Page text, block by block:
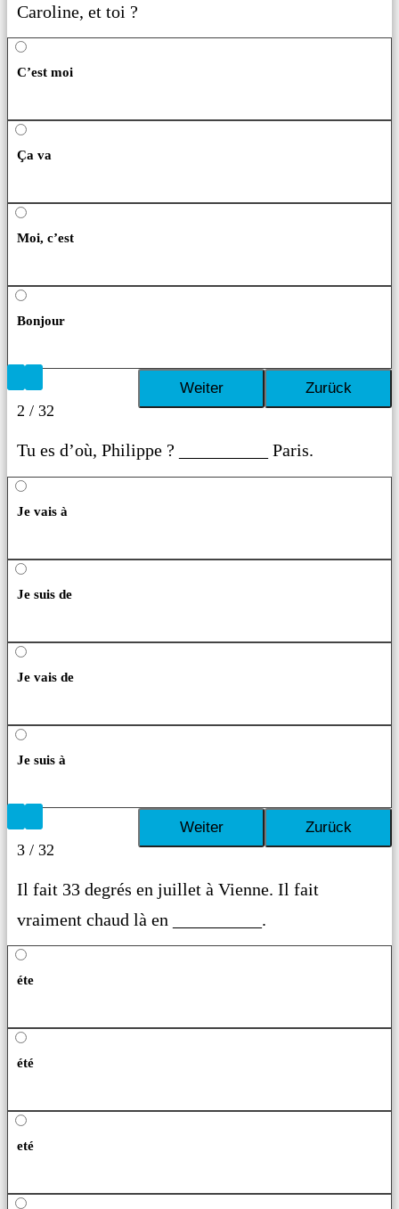
Caroline, et toi ?
C’est moi
Ça va
Moi, c’est
Bonjour
2 / 32
Tu es d’où, Philippe ? __________ Paris.
Je vais à
Je suis de
Je vais de
Je suis à
3 / 32
Il fait 33 degrés en juillet à Vienne. Il fait
vraiment chaud là en __________.
éte
été
eté